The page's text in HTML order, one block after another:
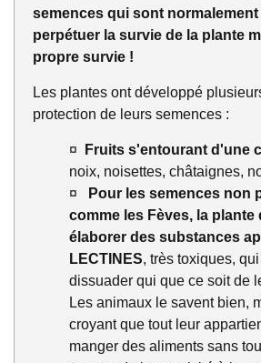
semences qui sont
perpétuer la survie de la plante
propre survie !
Les plantes ont développé
protection de leurs semences :
¤ Fruits s'entourant d'une
noix, noisettes, châtaignes,
¤
Pour les semences non
comme les Fèves, la plante
élaborer des substances
LECTINES, très toxiques,
dissuader qui que ce soit de
Les animaux le savent bien,
croyant que tout leur
manger des aliments sans